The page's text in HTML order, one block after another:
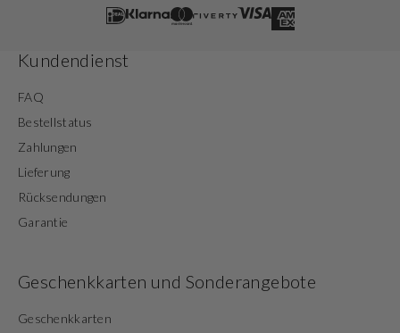
Kundendienst
FAQ
Bestellstatus
Zahlungen
Lieferung
Rücksendungen
Garantie
Geschenkkarten und Sonderangebote
Geschenkkarten